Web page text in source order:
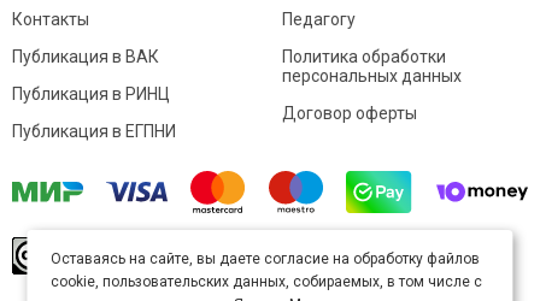
Контакты
Педагогу
Публикация в ВАК
Публикация в РИНЦ
Публикация в ЕГПНИ
Политика обработки
персональных данных
Договор оферты
произведение доступно полицензии Creative
Commons «Attribution» («Атрибуция») 4.0
Оставаясь на сайте, вы даете согласие на обработку файлов
cookie, пользовательских данных, собираемых, в том числе с